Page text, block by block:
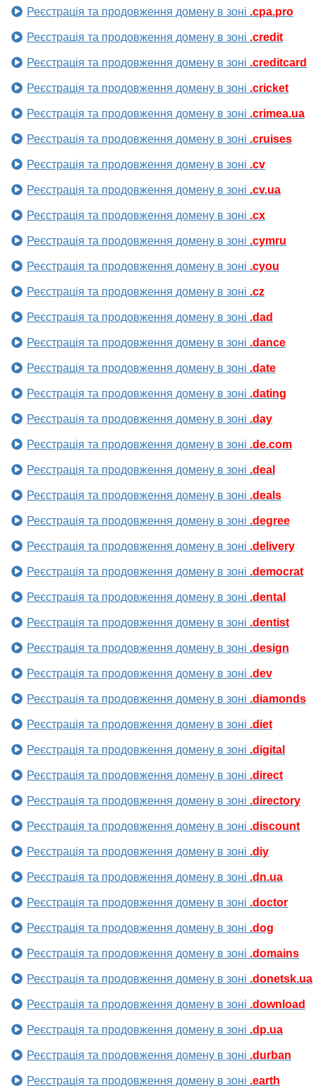
Реєстрація та продовження домену в зоні .cpa.pro
Реєстрація та продовження домену в зоні .credit
Реєстрація та продовження домену в зоні .creditcard
Реєстрація та продовження домену в зоні .cricket
Реєстрація та продовження домену в зоні .crimea.ua
Реєстрація та продовження домену в зоні .cruises
Реєстрація та продовження домену в зоні .cv
Реєстрація та продовження домену в зоні .cv.ua
Реєстрація та продовження домену в зоні .cx
Реєстрація та продовження домену в зоні .cymru
Реєстрація та продовження домену в зоні .cyou
Реєстрація та продовження домену в зоні .cz
Реєстрація та продовження домену в зоні .dad
Реєстрація та продовження домену в зоні .dance
Реєстрація та продовження домену в зоні .date
Реєстрація та продовження домену в зоні .dating
Реєстрація та продовження домену в зоні .day
Реєстрація та продовження домену в зоні .de.com
Реєстрація та продовження домену в зоні .deal
Реєстрація та продовження домену в зоні .deals
Реєстрація та продовження домену в зоні .degree
Реєстрація та продовження домену в зоні .delivery
Реєстрація та продовження домену в зоні .democrat
Реєстрація та продовження домену в зоні .dental
Реєстрація та продовження домену в зоні .dentist
Реєстрація та продовження домену в зоні .design
Реєстрація та продовження домену в зоні .dev
Реєстрація та продовження домену в зоні .diamonds
Реєстрація та продовження домену в зоні .diet
Реєстрація та продовження домену в зоні .digital
Реєстрація та продовження домену в зоні .direct
Реєстрація та продовження домену в зоні .directory
Реєстрація та продовження домену в зоні .discount
Реєстрація та продовження домену в зоні .diy
Реєстрація та продовження домену в зоні .dn.ua
Реєстрація та продовження домену в зоні .doctor
Реєстрація та продовження домену в зоні .dog
Реєстрація та продовження домену в зоні .domains
Реєстрація та продовження домену в зоні .donetsk.ua
Реєстрація та продовження домену в зоні .download
Реєстрація та продовження домену в зоні .dp.ua
Реєстрація та продовження домену в зоні .durban
Реєстрація та продовження домену в зоні .earth